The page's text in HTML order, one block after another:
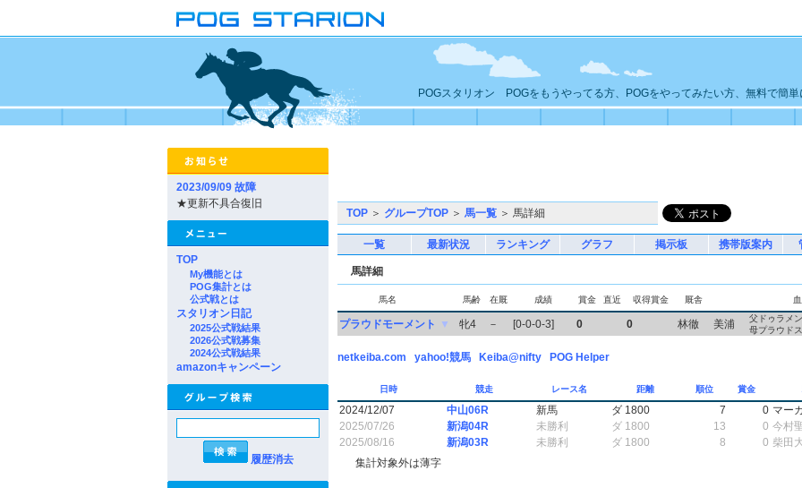
POGスタリオン POGをもうやってる方、POGをやってみたい方、無料で簡単
2023/09/09 故障
★更新不具合復旧
TOP
My機能とは
POG集計とは
公式戦とは
スタリオン日記
2025公式戦結果
2026公式戦募集
2024公式戦結果
amazonキャンペーン
履歴消去
TOP ＞ グループTOP ＞ 馬一覧 ＞ 馬詳細
一覧 最新状況 ランキング グラフ 掲示板 携帯版案内
馬詳細
馬名 馬齢 在厩 成績 賞金 直近 収得賞金 厩舎
プラウドモーメント ▼ 牝4 － [0-0-0-3] 0 0 林徹 美浦
父ドゥラメ
母プラウド
netkeiba.com yahoo!競馬 Keiba@nifty POG Helper
日時 競走 レース名 距離 順位 賞金
2024/12/07 中山06R 新馬 ダ 1800 7 0 マー
2025/07/26
新潟04R 未勝利 ダ 1800 13 0 今村
2025/08/16
新潟03R 未勝利 ダ 1800 8 0 柴田
集計対象外は薄字